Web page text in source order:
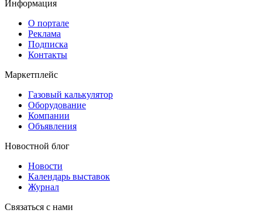
Информация
О портале
Реклама
Подписка
Контакты
Маркетплейс
Газовый калькулятор
Оборудование
Компании
Объявления
Новостной блог
Новости
Календарь выставок
Журнал
Связаться с нами